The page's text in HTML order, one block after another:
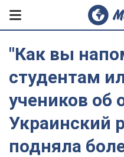
"Как вы
студентам
учеников об
Украинский
подняла